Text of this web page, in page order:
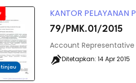
KANTOR PELAYANAN
79/PMK.01/2015
Account Representative
Ditetapkan:14 Apr 2015